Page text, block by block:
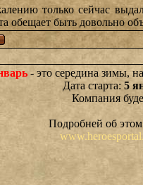
только сейчас
обещает быть довольно
- это середина зимы,
Дата старта: 5
Компания
Подробней об